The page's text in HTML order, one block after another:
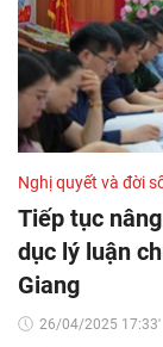
Nghị quyết và đời
Tiếp tục
dục lý luận
Giang
26/04/2025 17:33'